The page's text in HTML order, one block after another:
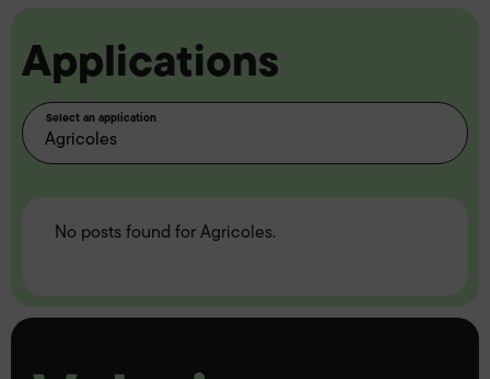
Applications
Select an application
No posts found for Agricoles.